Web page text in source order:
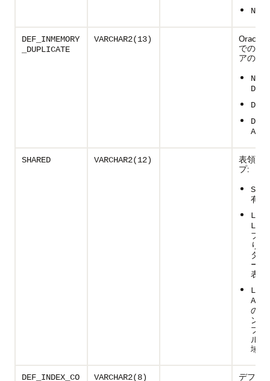
NULL
DEF_INMEMORY
_DUPLICATE
VARCHAR2(13)
Oracle
でのIM
アの重
NO
ALL
SHARED VARCHAR2(12)
表領域
プ:
有表
LEAF
フ(
り)
タ
ー
表領
ALL
のイ
ン
プ
ル
域用
DEF_INDEX_CO VARCHAR2(8)
デフォ